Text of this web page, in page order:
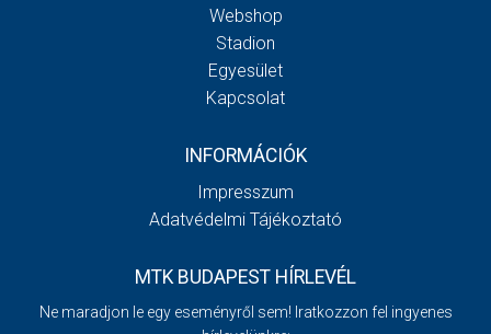
Webshop
Stadion
Egyesület
Kapcsolat
INFORMÁCIÓK
Impresszum
Adatvédelmi Tájékoztató
MTK BUDAPEST HÍRLEVÉL
Ne maradjon le egy eseményről sem! Iratkozzon fel ingyenes